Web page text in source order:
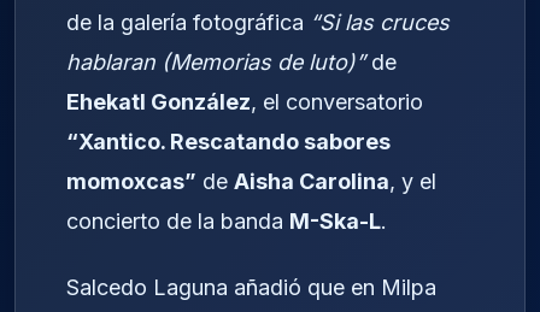
de la galería fotográfica “Si las cruces
hablaran (Memorias de luto)”de
Ehekatl González, el conversatorio
“Xantico. Rescatando sabores
momoxcas” de Aisha Carolina, y el
concierto de la banda M-Ska-L.
Salcedo Laguna añadió que en Milpa